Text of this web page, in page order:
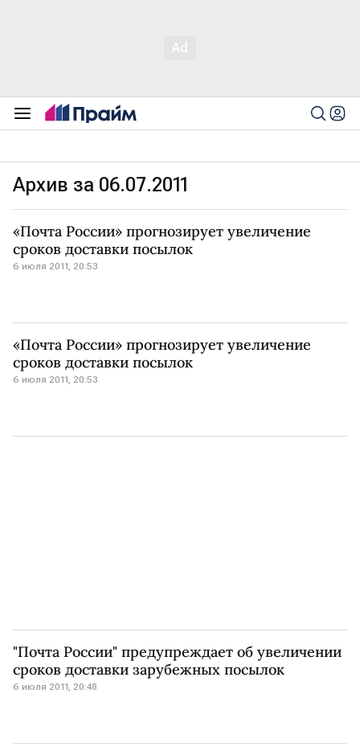
Архив за 06.07.2011
«Почта России» прогнозирует увеличение
сроков доставки посылок
6 июля 2011, 20:53
«Почта России» прогнозирует увеличение
сроков доставки посылок
6 июля 2011, 20:53
"Почта России" предупреждает об увеличении
сроков доставки зарубежных посылок
6 июля 2011, 20:48